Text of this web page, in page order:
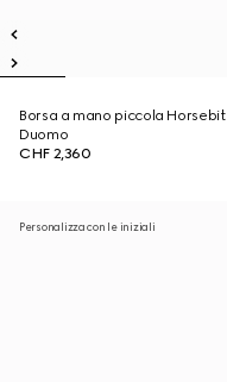
Borsa a mano piccola Horsebit
Duomo
CHF 2,360
Personalizza con le iniziali